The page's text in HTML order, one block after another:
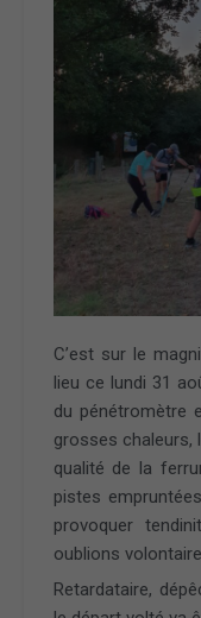
C’est sur le
lieu ce lundi 31
du pénétromètre
grosses chaleurs,
qualité de la
pistes
provoquer
oublions
Retardataire,